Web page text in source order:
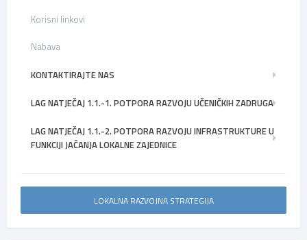
Korisni linkovi
Nabava
KONTAKTIRAJTE NAS
LAG NATJEČAJ 1.1.-1. POTPORA RAZVOJU UČENIČKIH ZADRUGA
LAG NATJEČAJ 1.1.-2. POTPORA RAZVOJU INFRASTRUKTURE U
FUNKCIJI JAČANJA LOKALNE ZAJEDNICE
LOKALNA RAZVOJNA STRATEGIJA